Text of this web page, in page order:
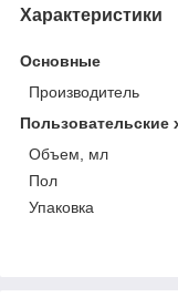
Характеристики
Основные
Производитель
Пользовательские
Объем, мл
Пол
Упаковка